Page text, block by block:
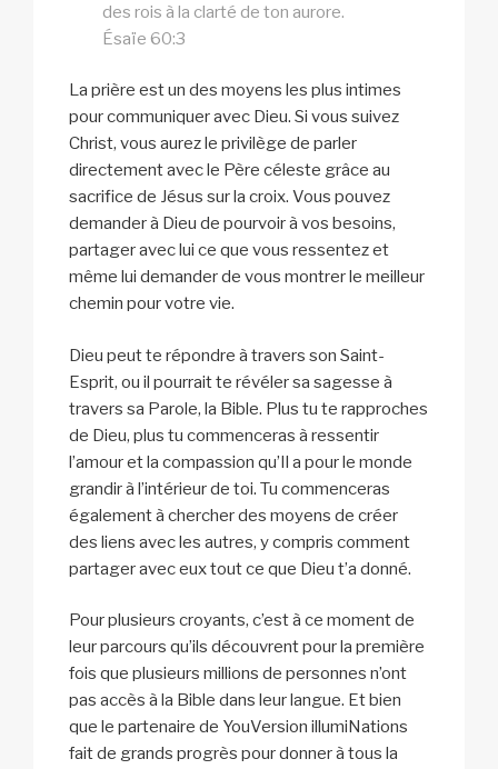
des rois à la clarté de ton aurore.
Ésaïe 60:3
La prière est un des moyens les plus intimes
pour communiquer avec Dieu. Si vous suivez
Christ, vous aurez le privilège de parler
directement avec le Père céleste grâce au
sacrifice de Jésus sur la croix. Vous pouvez
demander à Dieu de pourvoir à vos besoins,
partager avec lui ce que vous ressentez et
même lui demander de vous montrer le meilleur
chemin pour votre vie.
Dieu peut te répondre à travers son Saint-
Esprit, ou il pourrait te révéler sa sagesse à
travers sa Parole, la Bible. Plus tu te rapproches
de Dieu, plus tu commenceras à ressentir
l’amour et la compassion qu’Il a pour le monde
grandir à l’intérieur de toi. Tu commenceras
également à chercher des moyens de créer
des liens avec les autres, y compris comment
partager avec eux tout ce que Dieu t’a donné.
Pour plusieurs croyants, c’est à ce moment de
leur parcours qu’ils découvrent pour la première
fois que plusieurs millions de personnes n’ont
pas accès à la Bible dans leur langue. Et bien
que le partenaire de YouVersion illumiNations
fait de grands progrès pour donner à tous la